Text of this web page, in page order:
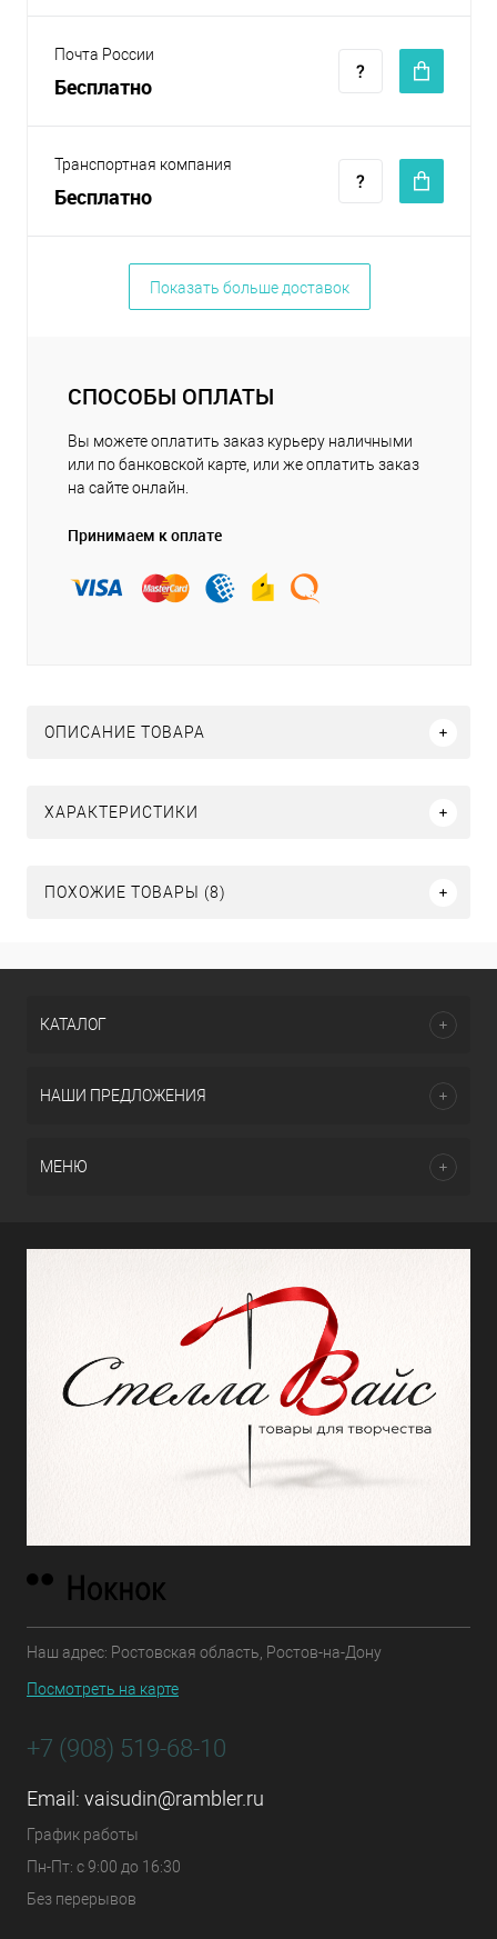
Почта России
Бесплатно
Транспортная компания
Бесплатно
Показать больше доставок
СПОСОБЫ ОПЛАТЫ
Вы можете оплатить заказ курьеру наличными
или по банковской карте, или же оплатить заказ
на сайте онлайн.
Принимаем к оплате
ОПИСАНИЕ ТОВАРА
ХАРАКТЕРИСТИКИ
ПОХОЖИЕ ТОВАРЫ (8)
КАТАЛОГ
НАШИ ПРЕДЛОЖЕНИЯ
МЕНЮ
Наш адрес: Ростовская область, Ростов-на-Дону
Посмотреть на карте
+7 (908) 519-68-10
Email: vaisudin@rambler.ru
График работы
Пн-Пт: с 9:00 до 16:30
Без перерывов